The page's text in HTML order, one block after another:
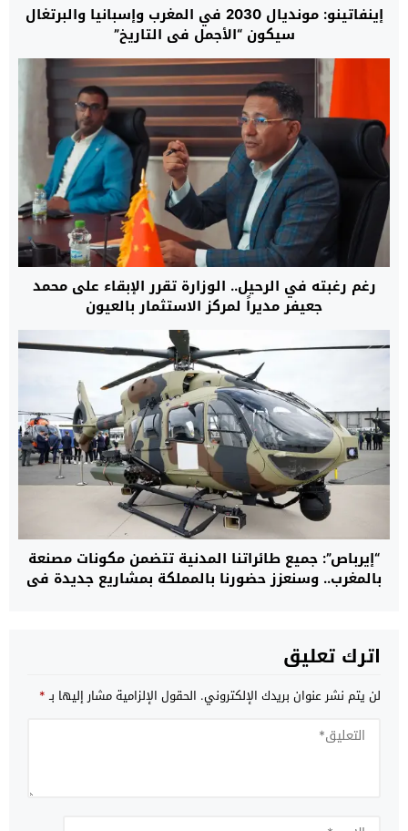
إينفاتينو: مونديال 2030 في المغرب وإسبانيا والبرتغال
سيكون “الأجمل في التاريخ”
رغم رغبته في الرحيل.. الوزارة تقرر الإبقاء على محمد
جعيفر مديراً لمركز الاستثمار بالعيون
“إيرباص”: جميع طائراتنا المدنية تتضمن مكونات مصنعة
بالمغرب.. وسنعزز حضورنا بالمملكة بمشاريع جديدة في
اترك تعليق
لن يتم نشر عنوان بريدك الإلكتروني. الحقول الإلزامية مشار إليها بـ*